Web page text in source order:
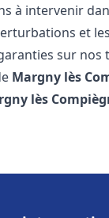
à intervenir
et
sur
Margny lès
lès